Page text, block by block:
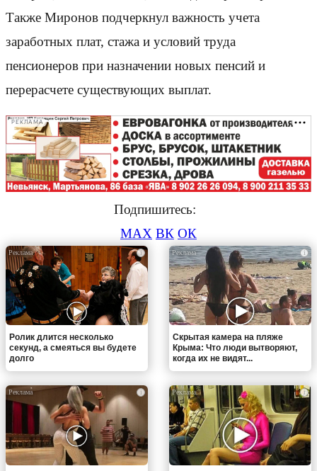
Также Миронов подчеркнул важность учета
заработных плат, стажа и условий труда
пенсионеров при назначении новых пенсий и
перерасчете существующих выплат.
РЕКЛАМА
Подпишитесь:
MAX ВК ОК
i
Ролик длится несколько
секунд, а смеяться вы будете
долго
i
Скрытая камера на пляже
Крыма: Что люди вытворяют,
когда их не видят...
i i